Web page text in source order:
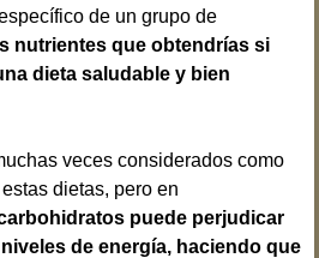
de un grupo de
nutrientes que obtendrías si
dieta saludable y bien
veces considerados como
dietas, pero en
puede perjudicar
de energía, haciendo que